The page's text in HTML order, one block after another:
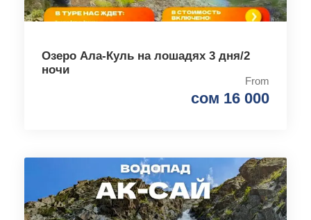
Озеро Ала-Куль на лошадях 3 дня/2
ночи
From
сом 16 000